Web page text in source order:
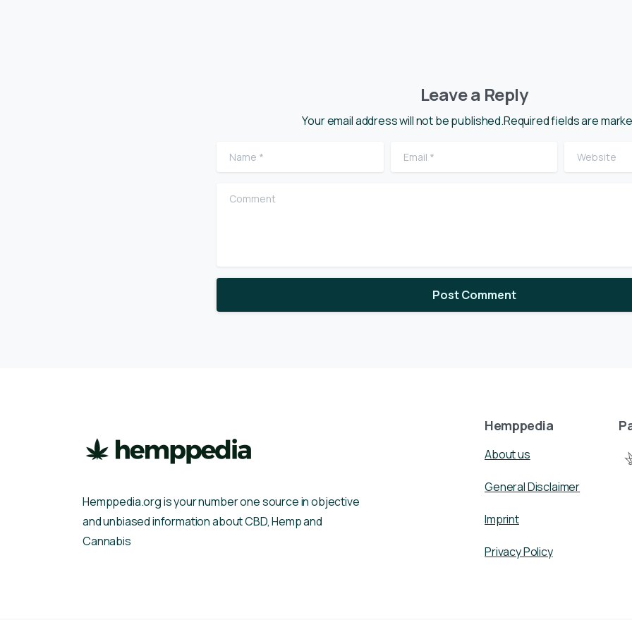
Leave a Reply
Your email address will not be published.Required fields are
Name
Email Website
Comment
Hemppedia.org is your number one source in objective
and unbiased information about CBD, Hemp and
Cannabis
Hemppedia
About us
General Disclaimer
Imprint
Privacy Policy